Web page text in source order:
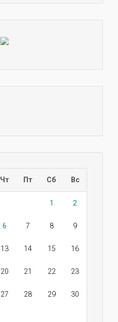
Чт Пт Сб Вс
1 2
6 7 8 9
13 14 15 16
20 21 22 23
27 28 29 30